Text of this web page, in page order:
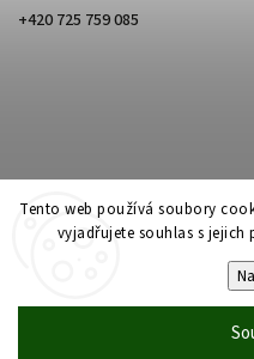
Tento web používá soubory
vyjadřujete souhlas s
+420 725 759 085